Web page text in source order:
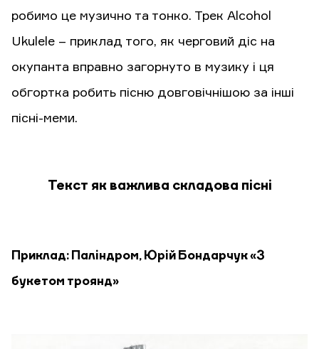
робимо це музично та тонко. Трек Alcohol
Ukulele – приклад того, як черговий діс на
окупанта вправно загорнуто в музику і ця
обгортка робить пісню довговічнішою за інші
пісні-меми.
Текст як важлива складова пісні
Приклад: Паліндром, Юрій Бондарчук «З
букетом троянд»